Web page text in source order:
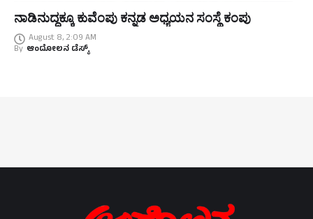
ನಾಡಿನುದ್ದಕ್ಕೂ ಕುವೆಂಪು ಕನ್ನಡ ಅಧ್ಯಯನ ಸಂಸ್ಥೆ ಕಂಪು
August 8, 2:09 AM
By ಆಂದೋಲನ ಡೆಸ್ಕ್